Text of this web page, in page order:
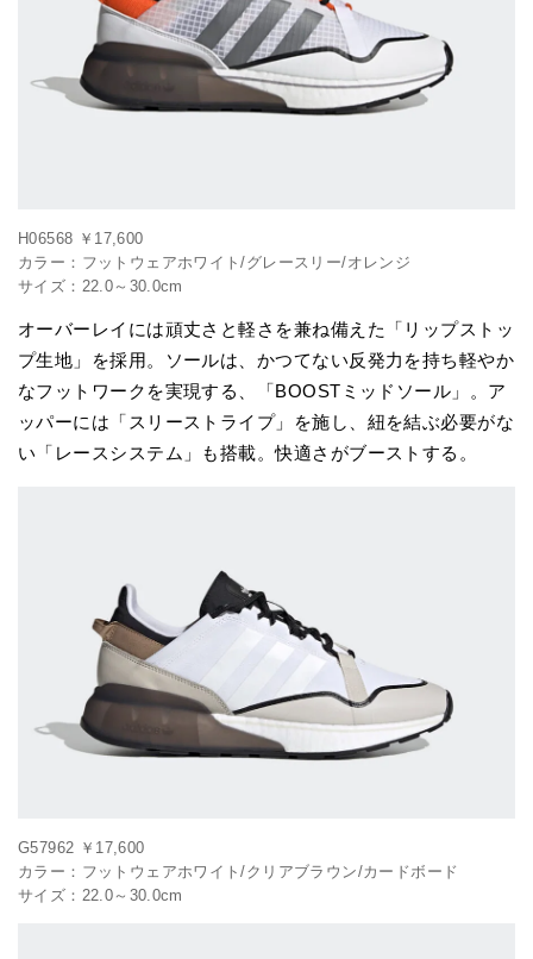
H06568 ￥17,600
カラー：フットウェアホワイト/グレースリー/オレンジ
サイズ：22.0～30.0cm
オーバーレイには頑丈さと軽さを兼ね備えた「リップストッ
プ生地」を採用。ソールは、かつてない反発力を持ち軽やか
なフットワークを実現する、「BOOSTミッドソール」。ア
ッパーには「スリーストライプ」を施し、紐を結ぶ必要がな
い「レースシステム」も搭載。快適さがブーストする。
G57962 ￥17,600
カラー：フットウェアホワイト/クリアブラウン/カードボード
サイズ：22.0～30.0cm